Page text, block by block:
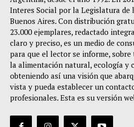
Interes Social por la Legislatura de
Buenos Aires. Con distribución
23.000 ejemplares, redactado
claro y preciso, es un medio de
para que el lector se informe, sobre
la alimentación natural, ecología y
obteniendo así una visión que
vista y pueda establecer un
profesionales. Esta es su versión